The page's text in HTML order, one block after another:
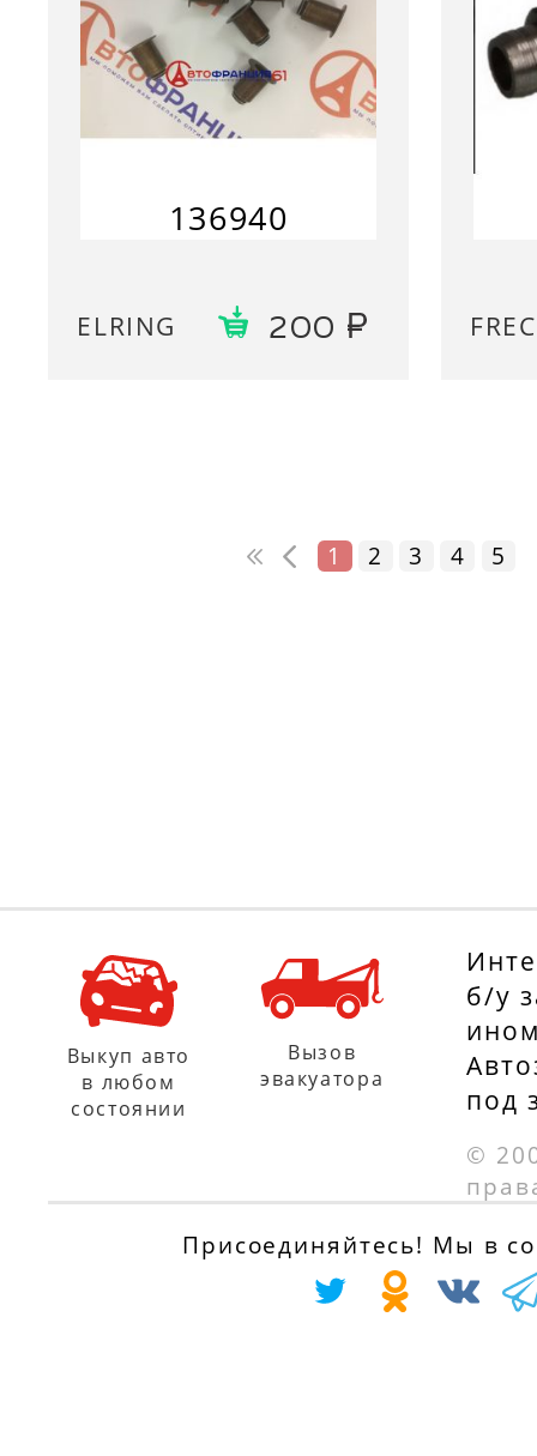
136940
ELRING 200
1 2 3 4 5
б/у
под
©
Выкуп авто
в любом
состоянии
Вызов
эвакуатора
Присоединяйтесь! Мы в